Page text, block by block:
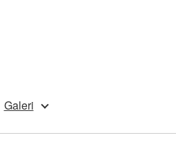
Galeri